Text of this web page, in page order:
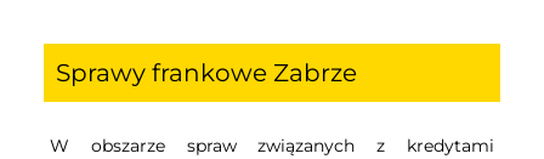
Sprawy frankowe Zabrze
W obszarze spraw związanych z kredytami